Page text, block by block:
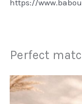
https://
Perfect